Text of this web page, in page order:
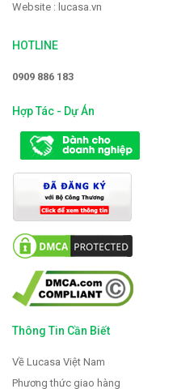
Website : lucasa.vn
HOTLINE
0909 886 183
Hợp Tác - Dự Án
Thông Tin Cần Biết
Về Lucasa Việt Nam
Phương thức giao hàng